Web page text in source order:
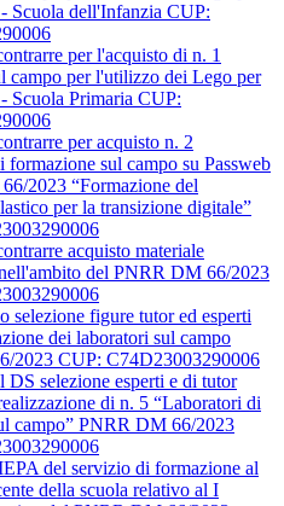
Scuola dell'Infanzia CUP:
per l'acquisto di n. 1
campo per l'utilizzo dei Lego per
Scuola Primaria CUP:
per acquisto n. 2
sul campo su Passweb
2023 “Formazione del
per la transizione digitale”
acquisto materiale
del PNRR DM 66/2023
selezione figure tutor ed esperti
dei laboratori sul campo
2023 CUP: C74D23003290006
DS selezione esperti e di tutor
di n. 5 “Laboratori di
campo” PNRR DM 66/2023
del servizio di formazione al
della scuola relativo al I